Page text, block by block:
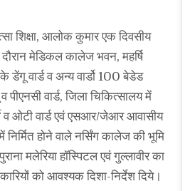
शिक्षा, आलोक कुमार एक दिवसीय
मेडिकल कालेज भवन, महर्षि
डेंगू वार्ड व अन्य वार्डो 100 बेडेड
वार्ड, जिला चिकित्सालय में
व ओटी वार्ड एवं एसआर/जेआर आवासीय
होने वाले नर्सिंग कालेज की भूमि
मलेरिया हॉस्पिटल एवं गुल्लावीर का
को आवश्यक दिशा-निर्देश दिये।